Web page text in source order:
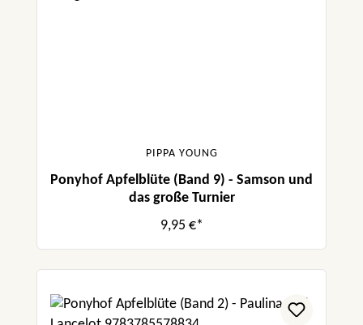
PIPPA YOUNG
Ponyhof Apfelblüte (Band 9) - Samson und
das große Turnier
9,95 €*